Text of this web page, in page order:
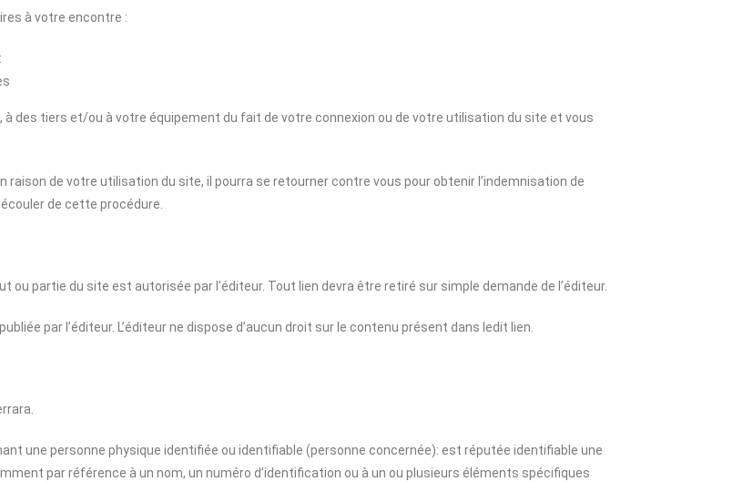
à votre encontre :
à des tiers et/ou à votre équipement du fait de votre connexion ou de votre utilisation du site et vous
raison de votre utilisation du site, il pourra se retourner contre vous pour obtenir l’indemnisation de
de cette procédure.
partie du site est autorisée par l’éditeur. Tout lien devra être retiré sur simple demande de l’éditeur.
par l’éditeur. L’éditeur ne dispose d’aucun droit sur le contenu présent dans ledit lien.
une personne physique identifiée ou identifiable (personne concernée): est réputée identifiable une
par référence à un nom, un numéro d’identification ou à un ou plusieurs éléments spécifiques